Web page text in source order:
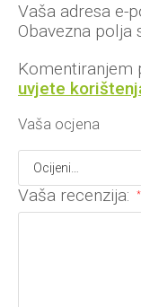
Vaša adresa e-
Obavezna polja
Komentiranjem
uvjete
Vaša ocjena
Vaša recenzija: *